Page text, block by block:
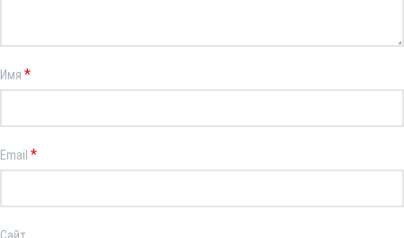
Имя *
Email *